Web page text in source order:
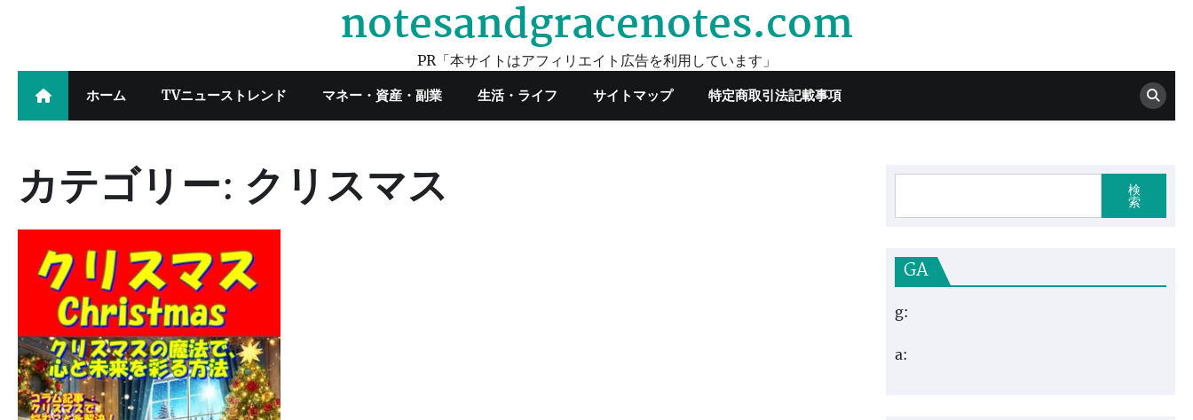
notesandgracenotes.com
PR「本サイトはアフィリエイト広告を利用しています」
ホーム TVニューストレンド マネー・資産・副業 生活・ライフ サイトマップ 特定商取引法記載事項
カテゴリー: クリスマス 検
索
GA
g:
a: